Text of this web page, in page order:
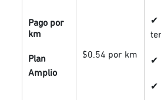
Pago por
km
Plan
Amplio
$0.54 por km
✔
✔
✔